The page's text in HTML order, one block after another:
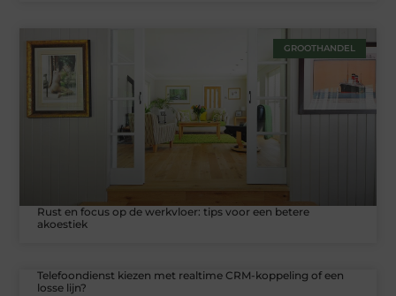
GROOTHANDEL
Rust en focus op de werkvloer: tips voor een betere
akoestiek
Telefoondienst kiezen met realtime CRM-koppeling of een
losse lijn?